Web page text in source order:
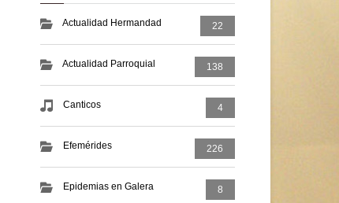
Actualidad Hermandad 22
Actualidad Parroquial 138
Canticos 4
Efemérides 226
Epidemias en Galera 8